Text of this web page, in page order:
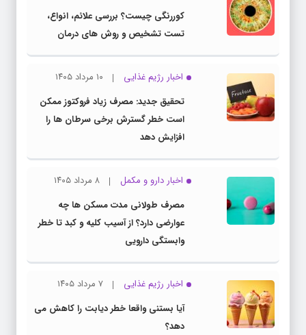
کوررنگی چیست؟ بررسی علائم، انواع،
تست تشخیص و روش های درمان
اخبار رژیم غذایی
۱۰ مرداد ۱۴۰۵
تحقیق جدید: مصرف زیاد فروکتوز ممکن
است خطر گسترش برخی سرطان ها را
افزایش دهد
اخبار دارو و مکمل
۸ مرداد ۱۴۰۵
مصرف طولانی مدت مسکن ها چه
عوارضی دارد؟ از آسیب کلیه و کبد تا خطر
وابستگی دارویی
اخبار رژیم غذایی
۷ مرداد ۱۴۰۵
آیا بستنی واقعا خطر دیابت را کاهش می
دهد؟